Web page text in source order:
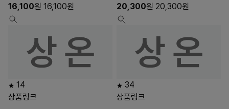
16,100원 16,100원
14
상품링크
20,300원 20,300원
34
상품링크